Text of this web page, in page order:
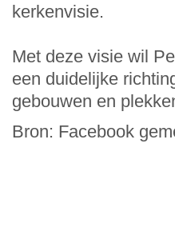
kerkenvisie.
Met deze visie wil
een duidelijke
gebouwen en
Bron: Facebook